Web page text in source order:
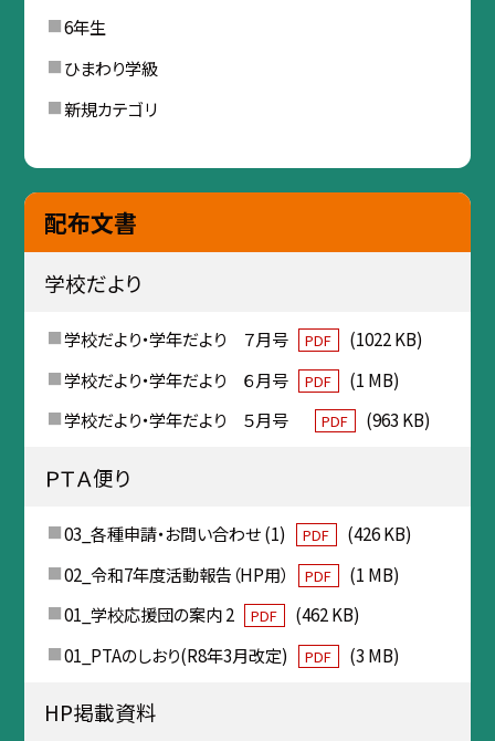
6年生
ひまわり学級
新規カテゴリ
配布文書
学校だより
学校だより・学年だより ７月号 PDF
(1022 KB)
学校だより・学年だより ６月号
PDF
(1 MB)
学校だより・学年だより ５月号
PDF (963 KB)
ＰＴＡ便り
03_各種申請・お問い合わせ (1) PDF
(426 KB)
02_令和7年度活動報告（HP用）
PDF
(1 MB)
01_学校応援団の案内 2
PDF
(462 KB)
01_PTAのしおり(R8年3月改定)
PDF (3 MB)
HP掲載資料